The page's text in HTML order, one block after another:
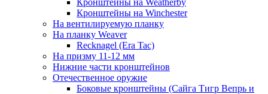
Кронштейны на Weatherby
Кронштейны на Winchester
На вентилируемую планку
На планку Weaver
Recknagel (Era Tac)
На призму 11-12 мм
Нижние части кронштейнов
Отечественное оружие
Боковые кронштейны (Сайга Тигр Вепрь и